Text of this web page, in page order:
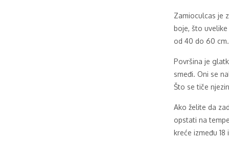
Zamioculcas je
boje, što
od 40 do 60 cm.
Površina je
smeđi. Oni se
Što se tiče
Ako želite da
opstati na
kreće između 18